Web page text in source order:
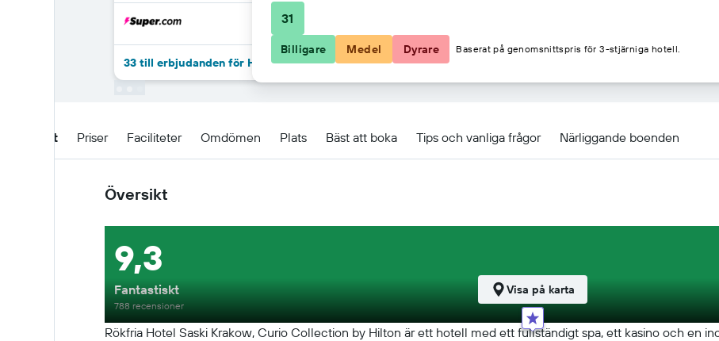
33 till erbjudanden för Hotel Saski Krakow, Curio Collection by Hilton
Översikt Priser Faciliteter Omdömen Plats Bäst att boka Tips och vanliga frågor Närliggande boenden
Översikt
Rökfria Hotel Saski Krakow, Curio Collection by Hilton är ett hotell med ett fullständigt spa, ett kasino och en
9,3
Fantastiskt
788 recensioner
Visa på karta
31
Billigare Medel Dyrare Baserat på genomsnittspris för 3-stjärniga hotell.